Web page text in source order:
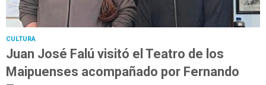
CULTURA
Juan José Falú visitó el Teatro de los
Maipuenses acompañado por Fernando